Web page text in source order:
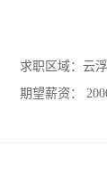
求职区域： 云浮
期望薪资：